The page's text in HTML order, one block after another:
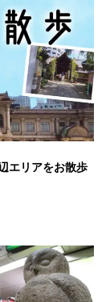
エリアをお散歩